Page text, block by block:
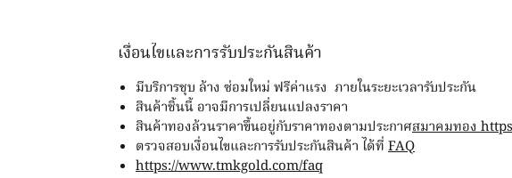
เงื่อนไขและการรับประกันสินค้า
มีบริการชุบ ล้าง ซ่อมใหม่ ฟรีค่าแรง ภายในระยะเวลารับประกัน
สินค้าชิ้นนี้ อาจมีการเปลี่ยนแปลงราคา
สินค้าทองล้วนราคาขึ้นอยู่กับราคาทองตามประกาศสมาคมทอง
ตรวจสอบเงื่อนไขและการรับประกันสินค้า ได้ที่ FAQ
https://www.tmkgold.com/faq